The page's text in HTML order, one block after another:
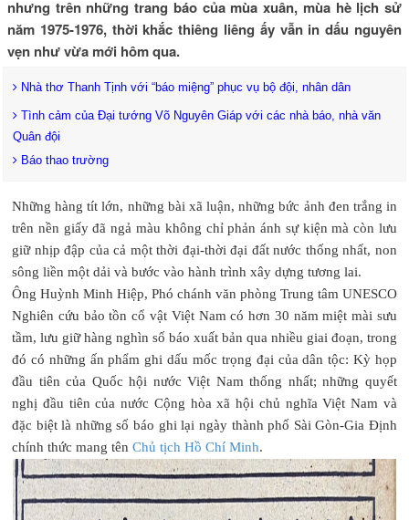
nhưng trên những trang báo của mùa xuân, mùa hè lịch sử
năm 1975-1976, thời khắc thiêng liêng ấy vẫn in dấu nguyên
vẹn như vừa mới hôm qua.
Nhà thơ Thanh Tịnh với “báo miệng” phục vụ bộ đội, nhân dân
Tình cảm của Đại tướng Võ Nguyên Giáp với các nhà báo, nhà văn
Quân đội
Báo thao trường
Những hàng tít lớn, những bài xã luận, những bức ảnh đen trắng in
trên nền giấy đã ngả màu không chỉ phản ánh sự kiện mà còn lưu
giữ nhịp đập của cả một thời đại-thời đại đất nước thống nhất, non
sông liền một dải và bước vào hành trình xây dựng tương lai.
Ông Huỳnh Minh Hiệp, Phó chánh văn phòng Trung tâm UNESCO
Nghiên cứu bảo tồn cổ vật Việt Nam có hơn 30 năm miệt mài sưu
tầm, lưu giữ hàng nghìn số báo xuất bản qua nhiều giai đoạn, trong
đó có những ấn phẩm ghi dấu mốc trọng đại của dân tộc: Kỳ họp
đầu tiên của Quốc hội nước Việt Nam thống nhất; những quyết
nghị đầu tiên của nước Cộng hòa xã hội chủ nghĩa Việt Nam và
đặc biệt là những số báo ghi lại ngày thành phố Sài Gòn-Gia Định
chính thức mang tên Chủ tịch Hồ Chí Minh.